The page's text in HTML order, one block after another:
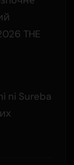
THE
ni Sureba